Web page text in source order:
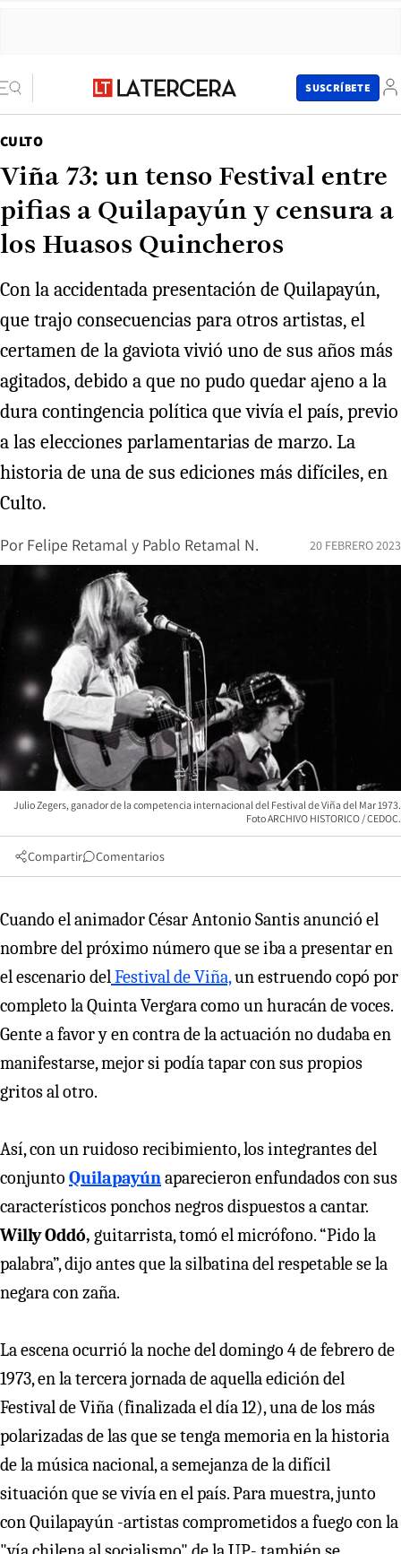
SUSCRÍBETE
CULTO
Viña 73: un tenso Festival entre
pifias a Quilapayún y censura a
los Huasos Quincheros
Con la accidentada presentación de Quilapayún,
que trajo consecuencias para otros artistas, el
certamen de la gaviota vivió uno de sus años más
agitados, debido a que no pudo quedar ajeno a la
dura contingencia política que vivía el país, previo
a las elecciones parlamentarias de marzo. La
historia de una de sus ediciones más difíciles, en
Culto.
Por Felipe Retamal y Pablo Retamal N. 20 FEBRERO 2023
Julio Zegers, ganador de la competencia internacional del Festival de Viña del Mar 1973.
Foto ARCHIVO HISTORICO / CEDOC.
Compartir Comentarios
Cuando el animador César Antonio Santis anunció el
nombre del próximo número que se iba a presentar en
el escenario delFestival de Viña,un estruendo copó por
completo la Quinta Vergara como un huracán de voces.
Gente a favor y en contra de la actuación no dudaba en
manifestarse, mejor si podía tapar con sus propios
gritos al otro.
Así, con un ruidoso recibimiento, los integrantes del
conjunto Quilapayúnaparecieron enfundados con sus
característicos ponchos negros dispuestos a cantar.
Willy Oddó, guitarrista, tomó el micrófono. “Pido la
palabra”, dijo antes que la silbatina del respetable se la
negara con zaña.
La escena ocurrió la noche del domingo 4 de febrero de
1973, en la tercera jornada de aquella edición del
Festival de Viña (finalizada el día 12), una de los más
polarizadas de las que se tenga memoria en la historia
de la música nacional, a semejanza de la difícil
situación que se vivía en el país. Para muestra, junto
con Quilapayún -artistas comprometidos a fuego con la